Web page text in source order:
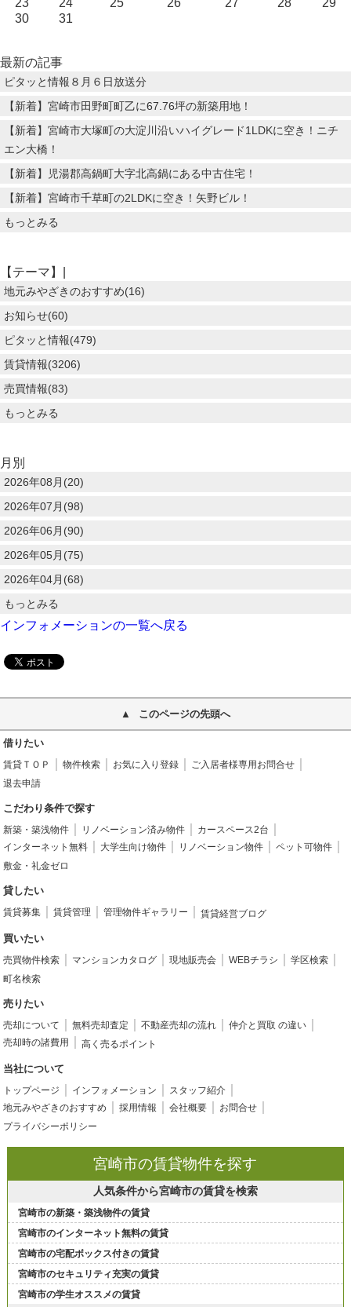
23 24 25 26 27 28
29
30
31
最新の記事
ピタッと情報８月６日放送分
【新着】宮崎市田野町町乙に67.76坪の新築用地！
【新着】宮崎市大塚町の大淀川沿いハイグレード1LDKに空き！ニチ
エン大橋！
【新着】児湯郡高鍋町大字北高鍋にある中古住宅！
【新着】宮崎市千草町の2LDKに空き！矢野ビル！
もっとみる
【テーマ】|
地元みやざきのおすすめ(16)
お知らせ(60)
ピタッと情報(479)
賃貸情報(3206)
売買情報(83)
もっとみる
月別
2026年08月(20)
2026年07月(98)
2026年06月(90)
2026年05月(75)
2026年04月(68)
もっとみる
インフォメーションの一覧へ戻る
このページの先頭へ
借りたい
賃貸ＴＯＰ 物件検索 お気に入り登録
ご入居者様専用お問合せ
退去申請
こだわり条件で探す
新築・築浅物件 リノベーション済み物件
カースペース2台
インターネット無料
大学生向け物件 リノベーション物件
ペット可物件
敷金・礼金ゼロ
貸したい
賃貸募集 賃貸管理 管理物件ギャラリー 賃貸経営ブログ
買いたい
売買物件検索 マンションカタログ 現地販売会 WEBチラシ
学区検索
町名検索
売りたい
売却について 無料売却査定 不動産売却の流れ
仲介と買取 の違い
売却時の諸費用
高く売るポイント
当社について
トップページ インフォメーション
スタッフ紹介
地元みやざきのおすすめ
採用情報 会社概要
お問合せ
プライバシーポリシー
宮崎市の賃貸物件を探す
人気条件から宮崎市の賃貸を検索
宮崎市の新築・築浅物件の賃貸
宮崎市のインターネット無料の賃貸
宮崎市の宅配ボックス付きの賃貸
宮崎市のセキュリティ充実の賃貸
宮崎市の学生オススメの賃貸